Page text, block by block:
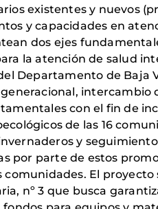
existentes y nuevos
y capacidades en
dos ejes
la atención de salud
Departamento de
intercambio
con el fin de
de las 16
y
por parte de estos
El
nº 3 que busca